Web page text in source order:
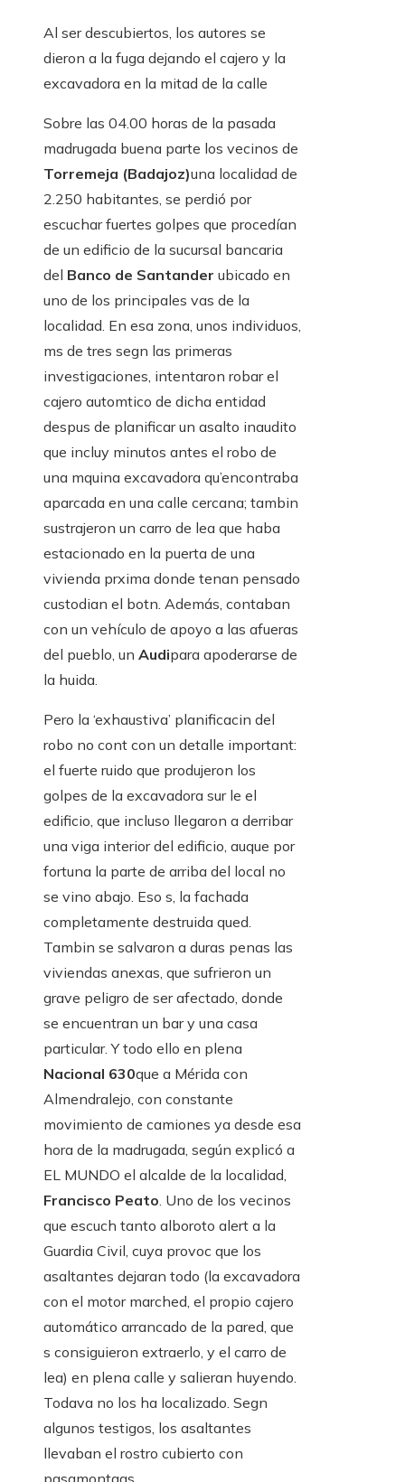
Al ser descubiertos, los autores se
dieron a la fuga dejando el cajero y la
excavadora en la mitad de la calle
Sobre las 04.00 horas de la pasada
madrugada buena parte los vecinos de
Torremeja (Badajoz)una localidad de
2.250 habitantes, se perdió por
escuchar fuertes golpes que procedían
de un edificio de la sucursal bancaria
del Banco de Santander ubicado en
uno de los principales vas de la
localidad. En esa zona, unos individuos,
ms de tres segn las primeras
investigaciones, intentaron robar el
cajero automtico de dicha entidad
despus de planificar un asalto inaudito
que incluy minutos antes el robo de
una mquina excavadora qu’encontraba
aparcada en una calle cercana; tambin
sustrajeron un carro de lea que haba
estacionado en la puerta de una
vivienda prxima donde tenan pensado
custodian el botn. Además, contaban
con un vehículo de apoyo a las afueras
del pueblo, un Audipara apoderarse de
la huida.
Pero la ‘exhaustiva’ planificacin del
robo no cont con un detalle important:
el fuerte ruido que produjeron los
golpes de la excavadora sur le el
edificio, que incluso llegaron a derribar
una viga interior del edificio, auque por
fortuna la parte de arriba del local no
se vino abajo. Eso s, la fachada
completamente destruida qued.
Tambin se salvaron a duras penas las
viviendas anexas, que sufrieron un
grave peligro de ser afectado, donde
se encuentran un bar y una casa
particular. Y todo ello en plena
Nacional 630que a Mérida con
Almendralejo, con constante
movimiento de camiones ya desde esa
hora de la madrugada, según explicó a
EL MUNDO el alcalde de la localidad,
Francisco Peato. Uno de los vecinos
que escuch tanto alboroto alert a la
Guardia Civil, cuya provoc que los
asaltantes dejaran todo (la excavadora
con el motor marched, el propio cajero
automático arrancado de la pared, que
s consiguieron extraerlo, y el carro de
lea) en plena calle y salieran huyendo.
Todava no los ha localizado. Segn
algunos testigos, los asaltantes
llevaban el rostro cubierto con